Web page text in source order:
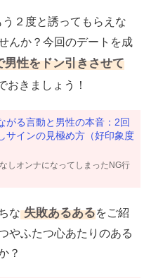
う２度と誘ってもらえな
んか？今回のデートを成
男性をドン引きさせて
おきましょう！
がる言動と男性の本音：2回
サインの見極め方（好印象度
しオンナになってしまったNG行
な 失敗あるあるをご紹
やふたつ心あたりのある
？